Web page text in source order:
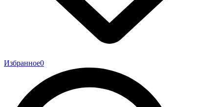
Избранное0